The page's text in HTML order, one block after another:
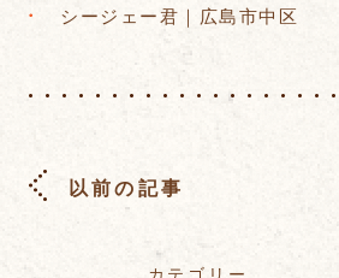
シージェー君｜広島市中区
以前の記事